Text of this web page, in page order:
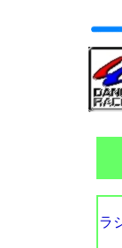
ラ